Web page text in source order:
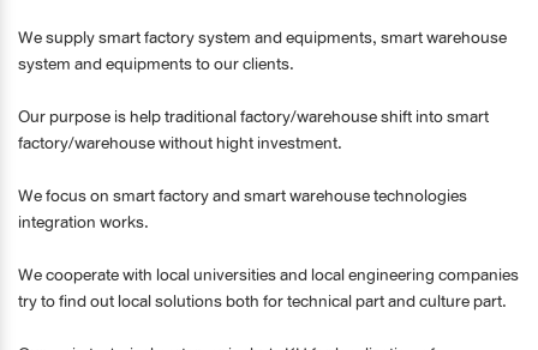
We supply smart factory system and equipments, smart warehouse
system and equipments to our clients.
Our purpose is help traditional factory/warehouse shift into smart
factory/warehouse without hight investment.
We focus on smart factory and smart warehouse technologies
integration works.
We cooperate with local universities and local engineering companies
try to find out local solutions both for technical part and culture part.